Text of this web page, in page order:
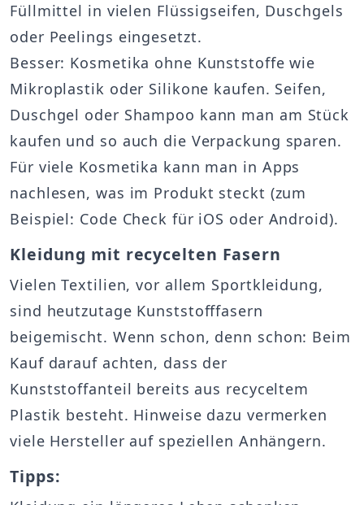
Füllmittel in vielen Flüssigseifen, Duschgels
oder Peelings eingesetzt.
Besser: Kosmetika ohne Kunststoffe wie
Mikroplastik oder Silikone kaufen. Seifen,
Duschgel oder Shampoo kann man am Stück
kaufen und so auch die Verpackung sparen.
Für viele Kosmetika kann man in Apps
nachlesen, was im Produkt steckt (zum
Beispiel: Code Check für iOS oder Android).
Kleidung mit recycelten Fasern
Vielen Textilien, vor allem Sportkleidung,
sind heutzutage Kunststofffasern
beigemischt. Wenn schon, denn schon: Beim
Kauf darauf achten, dass der
Kunststoffanteil bereits aus recyceltem
Plastik besteht. Hinweise dazu vermerken
viele Hersteller auf speziellen Anhängern.
Tipps: